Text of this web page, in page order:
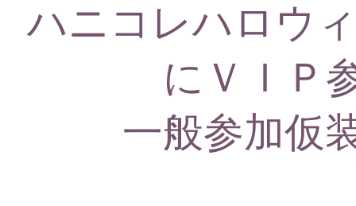
ハニコレハロウ
にＶＩＰ
一般参加仮